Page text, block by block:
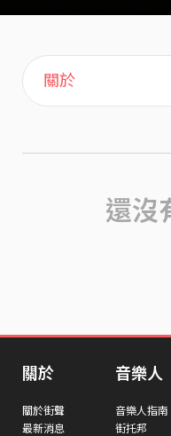
主頁
喜歡
關於
還沒
關於
關於街聲
最新消息
音樂人
音樂人指南
街托邦